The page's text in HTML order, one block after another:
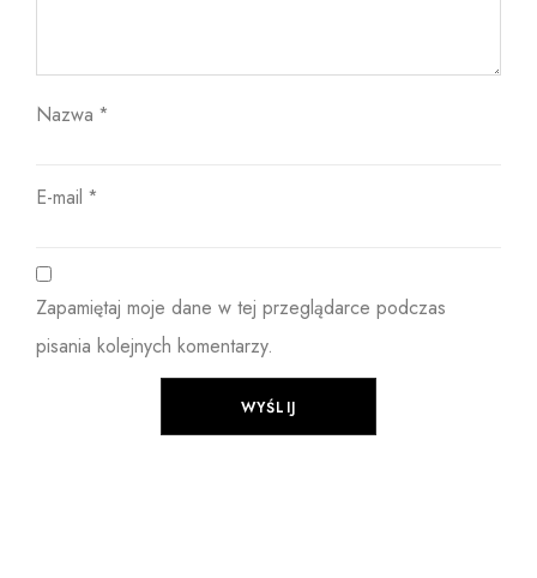
Nazwa *
E-mail *
Zapamiętaj moje dane w tej przeglądarce podczas
pisania kolejnych komentarzy.